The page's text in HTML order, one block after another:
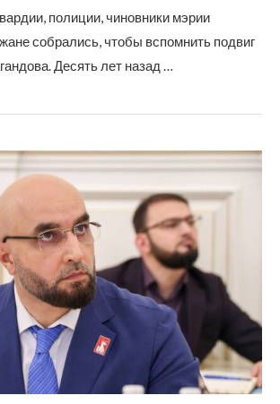
полиции, чиновники мэрии
собрались, чтобы вспомнить подвиг
Десять лет назад …